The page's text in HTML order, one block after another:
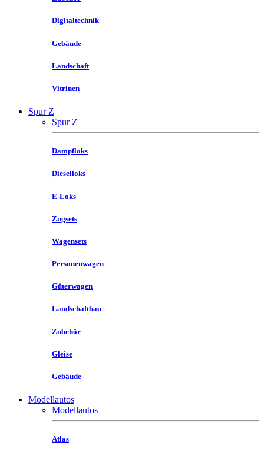
Digitaltechnik
Gebäude
Landschaft
Vitrinen
Spur Z
Spur Z
Dampfloks
Dieselloks
E-Loks
Zugsets
Wagensets
Personenwagen
Güterwagen
Landschaftbau
Zubehör
Gleise
Gebäude
Modellautos
Modellautos
Atlas